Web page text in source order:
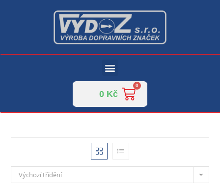
0 Kč
Výchozí třídění